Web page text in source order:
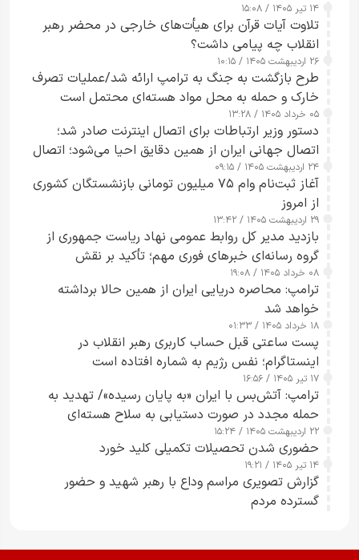
۱۴ تیر ۱۴۰۵ / ۱۵:۰۸
تلاوت آیات قرآن برای هیأت‌های خارجی در محضر رهبر
انقلاب چه پیامی داشت؟
۲۶ اردیبهشت ۱۴۰۵ / ۱۰:۱۵
طرح‌ بازگشت به جنگ به ترامپ ارائه شد/عملیات تصرف
خارک و حمله به محل مواد هسته‌ای محتمل است
۰۵ خرداد ۱۴۰۵ / ۱۳:۲۸
دستور وزیر ارتباطات برای اتصال اینترنت صادر شد؛
اتصال جهانی ایران از همین دقایق احیا می‌شود؛ اتصال
کامل مردم تا ۲۴ ساعت آینده
۲۴ اردیبهشت ۱۴۰۵ / ۰۹:۱۵
آغاز ثبت‌نام وام ۷۵ میلیون تومانی بازنشستگان کشوری
از امروز
۲۹ اردیبهشت ۱۴۰۵ / ۱۳:۴۲
بازدید مدیر کل روابط عمومی نهاد ریاست جمهوری از
گروه رسانه‌ای خبرهای فوری مهم؛ تأکید بر نقش
رسانه‌های هوشمند و مسئول در ارتقای آگاهی عمومی
۰۸ خرداد ۱۴۰۵ / ۱۹:۰۸
ترامپ: محاصره دریایی ایران از همین حالا برداشته
خواهد شد
۱۸ خرداد ۱۴۰۵ / ۰۱:۳۳
پست ساعتی قبل حساب کاربری رهبر انقلاب در
اینستاگرام؛ نفس رژیم به شماره افتاده است​
۱۷ تیر ۱۴۰۵ / ۱۶:۵۶
ترامپ: آتش‌بس با ایران «به پایان رسیده»/ تهدید به
حمله مجدد در صورت دستیابی به سلاح هسته‌ای
۲۲ اردیبهشت ۱۴۰۵ / ۱۵:۲۴
حضوری شدن تحصیلات تکمیلی کلید خورد
۱۴ تیر ۱۴۰۵ / ۱۹:۲۱
گزارش تصویری مراسم وداع با رهبر شهید و حضور
گسترده مردم